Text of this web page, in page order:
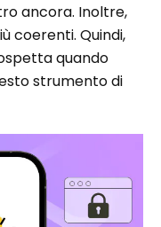
ancora. Inoltre,
coerenti. Quindi,
quando
strumento di